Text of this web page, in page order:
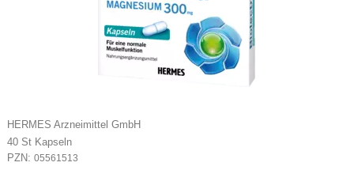
HERMES Arzneimittel GmbH
40 St Kapseln
PZN: 05561513